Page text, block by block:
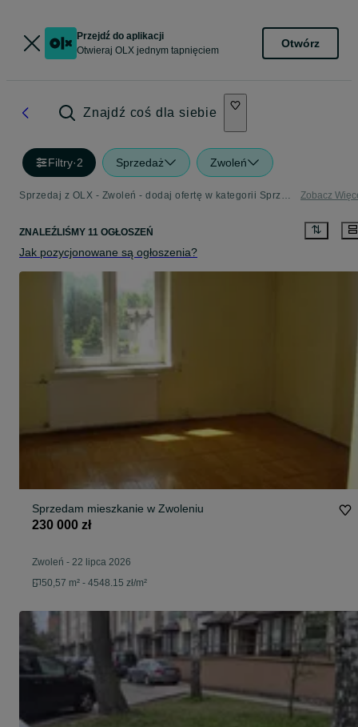
Przejdź do aplikacji
Otwieraj OLX jednym tapnięciem
Otwórz
Znajdź coś dla siebie
Filtry·2 Sprzedaż Zwoleń
Sprzedaj z OLX - Zwoleń - dodaj ofertę w kategorii Sprzedaż Zobacz
ZNALEŹLIŚMY 11 OGŁOSZEŃ
Jak pozycjonowane są ogłoszenia?
Sprzedam mieszkanie w Zwoleniu
230 000 zł
Zwoleń - 22 lipca 2026
50,57 m² - 4548.15 zł/m²